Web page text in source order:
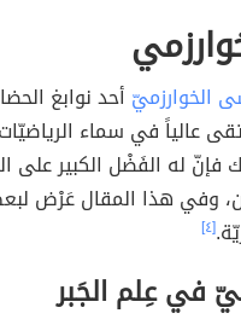
الخوارزميّ أحد نوابغ
عالياً في سماء
فإنّ له الفَضْل الكبير على
وفي هذا المقال عَرْض
[٤]
في عِلم الجَبر